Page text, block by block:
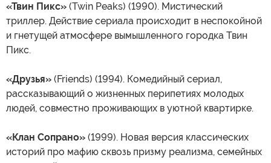
«Твин Пикс» (Twin Peaks) (1990). Мистический
триллер. Действие сериала происходит в неспокойной
и гнетущей атмосфере вымышленного городка Твин
Пикс.
«Друзья» (Friends) (1994). Комедийный сериал,
рассказывающий о жизненных перипетиях молодых
людей, совместно проживающих в уютной квартирке.
«Клан Сопрано» (1999). Новая версия классических
историй про мафию сквозь призму реализма, семейных